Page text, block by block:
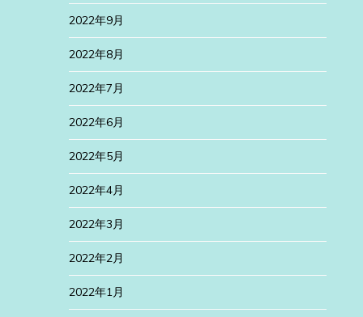
2022年9月
2022年8月
2022年7月
2022年6月
2022年5月
2022年4月
2022年3月
2022年2月
2022年1月